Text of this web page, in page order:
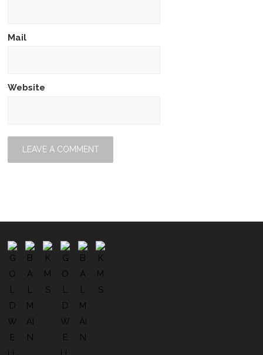
Mail
Website